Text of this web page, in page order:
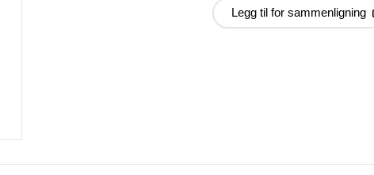
Legg til for sammenligning